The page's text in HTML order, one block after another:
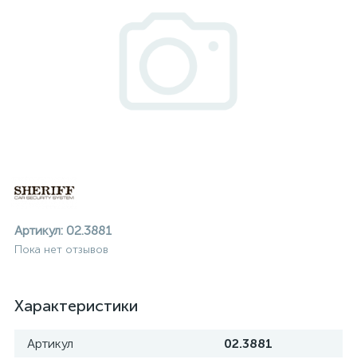
Артикул: 02.3881
Пока нет отзывов
Характеристики
Артикул
02.3881